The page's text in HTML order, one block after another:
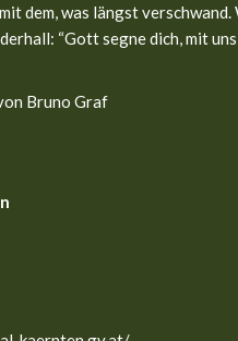
dem, was längst
“Gott segne dich, mit
Bruno Graf